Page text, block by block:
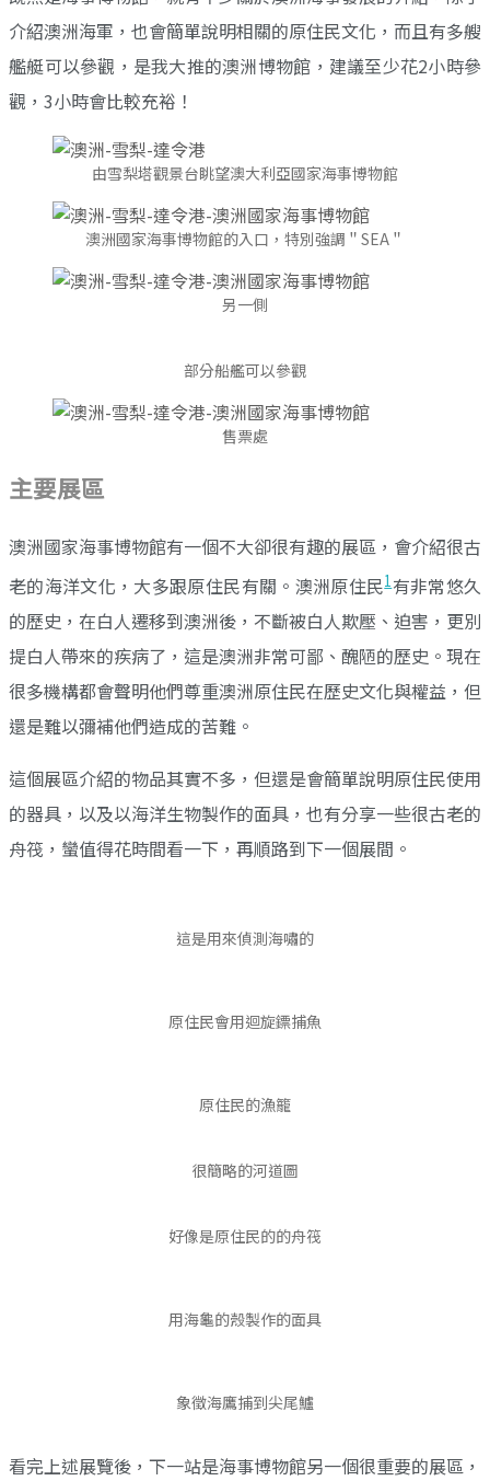
介紹澳洲海軍，也會簡單說明相關的原住民文化，而且有多艘
艦艇可以參觀，是我大推的澳洲博物館，建議至少花2小時參
觀，3小時會比較充裕！
由雪梨塔觀景台眺望澳大利亞國家海事博物館
澳洲國家海事博物館的入口，特別強調＂SEA＂
另一側
部分船艦可以參觀
售票處
主要展區
澳洲國家海事博物館有一個不大卻很有趣的展區，會介紹很古
老的海洋文化，大多跟原住民有關。澳洲原住民1有非常悠久
的歷史，在白人遷移到澳洲後，不斷被白人欺壓、迫害，更別
提白人帶來的疾病了，這是澳洲非常可鄙、醜陋的歷史。現在
很多機構都會聲明他們尊重澳洲原住民在歷史文化與權益，但
還是難以彌補他們造成的苦難。
這個展區介紹的物品其實不多，但還是會簡單說明原住民使用
的器具，以及以海洋生物製作的面具，也有分享一些很古老的
舟筏，蠻值得花時間看一下，再順路到下一個展間。
這是用來偵測海嘯的
原住民會用迴旋鏢捕魚
原住民的漁籠
很簡略的河道圖
好像是原住民的的舟筏
用海龜的殼製作的面具
象徵海鷹捕到尖尾鱸
看完上述展覽後，下一站是海事博物館另一個很重要的展區，